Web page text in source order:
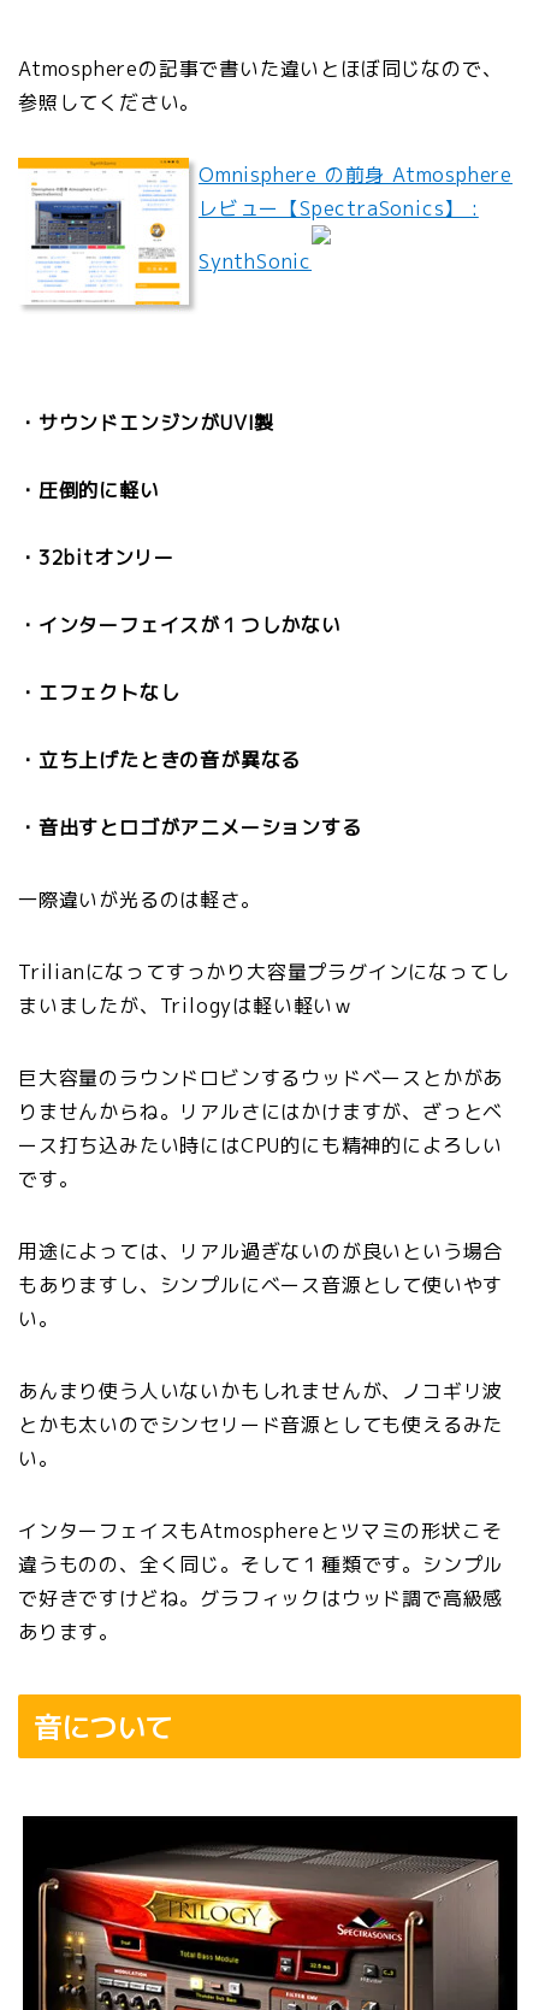
Atmosphereの記事で書いた違いとほぼ同じなので、
参照してください。
Omnisphere の前身 Atmosphere
レビュー【SpectraSonics】 :
SynthSonic
・サウンドエンジンがUVI製
・圧倒的に軽い
・32bitオンリー
・インターフェイスが１つしかない
・エフェクトなし
・立ち上げたときの音が異なる
・音出すとロゴがアニメーションする
一際違いが光るのは軽さ。
Trilianになってすっかり大容量プラグインになってし
まいましたが、Trilogyは軽い軽いｗ
巨大容量のラウンドロビンするウッドベースとかがあ
りませんからね。リアルさにはかけますが、ざっとベ
ース打ち込みたい時にはCPU的にも精神的によろしい
です。
用途によっては、リアル過ぎないのが良いという場合
もありますし、シンプルにベース音源として使いやす
い。
あんまり使う人いないかもしれませんが、ノコギリ波
とかも太いのでシンセリード音源としても使えるみた
い。
インターフェイスもAtmosphereとツマミの形状こそ
違うものの、全く同じ。そして１種類です。シンプル
で好きですけどね。グラフィックはウッド調で高級感
あります。
音について